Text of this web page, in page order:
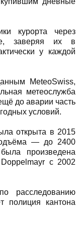
курорта через
заверяя их в
у каждой
MeteoSwiss,
метеослужба
до аварии часть
условий.
открыта в 2015
— до 2400
произведена
с 2002
расследованию
полиция кантона